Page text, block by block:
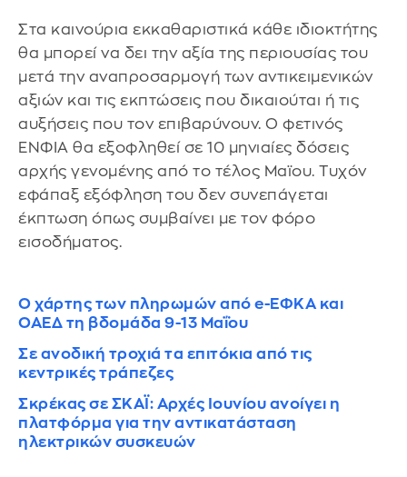
Στα καινούρια εκκαθαριστικά κάθε ιδιοκτήτης
θα μπορεί να δει την αξία της περιουσίας του
μετά την αναπροσαρμογή των αντικειμενικών
αξιών και τις εκπτώσεις που δικαιούται ή τις
αυξήσεις που τον επιβαρύνουν. Ο φετινός
ΕΝΦΙΑ θα εξοφληθεί σε 10 μηνιαίες δόσεις
αρχής γενομένης από το τέλος Μαϊου. Τυχόν
εφάπαξ εξόφληση του δεν συνεπάγεται
έκπτωση όπως συμβαίνει με τον φόρο
εισοδήματος.
Ο χάρτης των πληρωμών από e-ΕΦΚΑ και
ΟΑΕΔ τη βδομάδα 9-13 Μαΐου
Σε ανοδική τροχιά τα επιτόκια από τις
κεντρικές τράπεζες
Σκρέκας σε ΣΚΑΪ: Αρχές Ιουνίου ανοίγει η
πλατφόρμα για την αντικατάσταση
ηλεκτρικών συσκευών